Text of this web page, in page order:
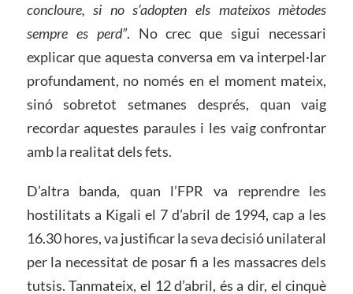
concloure, si no s’adopten els mateixos mètodes
sempre es perd”. No crec que sigui necessari
explicar que aquesta conversa em va interpel·lar
profundament, no només en el moment mateix,
sinó sobretot setmanes després, quan vaig
recordar aquestes paraules i les vaig confrontar
amb la realitat dels fets.
D’altra banda, quan l’FPR va reprendre les
hostilitats a Kigali el 7 d’abril de 1994, cap a les
16.30 hores, va justificar la seva decisió unilateral
per la necessitat de posar fi a les massacres dels
tutsis. Tanmateix, el 12 d’abril, és a dir, el cinquè